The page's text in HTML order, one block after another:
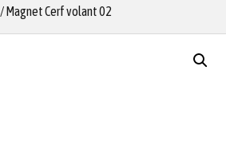
/ Magnet Cerf volant 02